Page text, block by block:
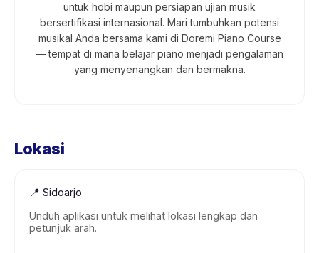
untuk hobi maupun persiapan ujian musik
bersertifikasi internasional. Mari tumbuhkan potensi
musikal Anda bersama kami di Doremi Piano Course
— tempat di mana belajar piano menjadi pengalaman
yang menyenangkan dan bermakna.
Lokasi
📍 Sidoarjo
Unduh aplikasi untuk melihat lokasi lengkap dan
petunjuk arah.